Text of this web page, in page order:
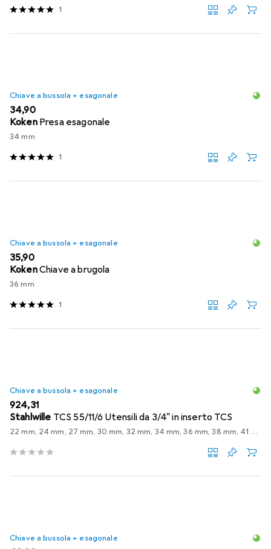
1
Chiave a bussola + esagonale
EUR
34,90
Koken Presa esagonale
34 mm
1
Chiave a bussola + esagonale
EUR
35,90
KokenChiave a brugola
36 mm
1
Chiave a bussola + esagonale
EUR
924,31
Stahlwille TCS 55/11/6 Utensili da 3/4" in inserto TCS
22 mm, 24 mm, 27 mm, 30 mm, 32 mm, 34 mm, 36 mm, 38 mm, 41 mm, 46 mm, 50 mm
Chiave a bussola + esagonale